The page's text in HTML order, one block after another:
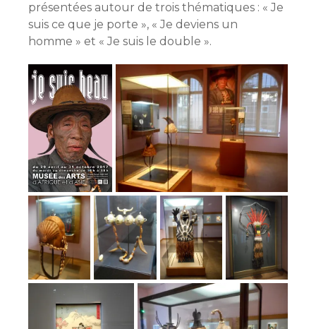
présentées autour de trois thématiques : « Je
suis ce que je porte », « Je deviens un
homme » et « Je suis le double ».